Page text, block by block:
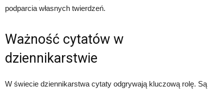
podparcia własnych twierdzeń.
Ważność cytatów w
dziennikarstwie
W świecie dziennikarstwa cytaty odgrywają kluczową rolę. Są